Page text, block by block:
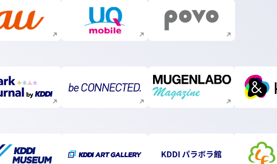
新規ウィンドウで開く 新規ウィンドウで開く 新規ウィンドウで開く
新規ウィンドウで開く 新規ウィンドウで開く 新規ウィンドウで開く
新規ウィンドウで開く 新規ウィンドウで開く 新規ウィンドウで開く